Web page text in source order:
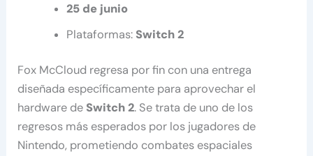
25 de junio
Plataformas: Switch 2
Fox McCloud regresa por fin con una entrega
diseñada específicamente para aprovechar el
hardware de Switch 2. Se trata de uno de los
regresos más esperados por los jugadores de
Nintendo, prometiendo combates espaciales